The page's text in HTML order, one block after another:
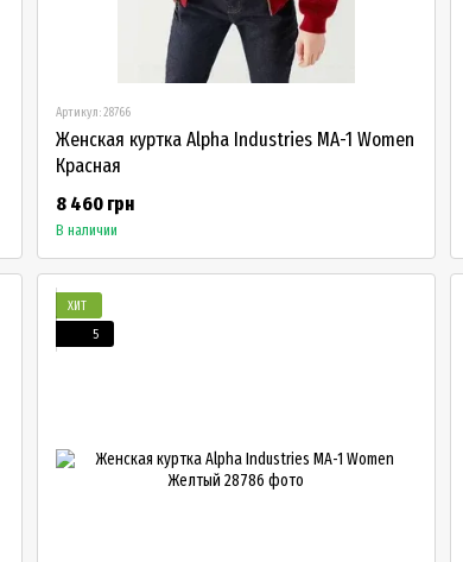
Артикул: 28766
Женская куртка Alpha Industries MA-1 Women
Красная
8 460 грн
В наличии
ХИТ
5